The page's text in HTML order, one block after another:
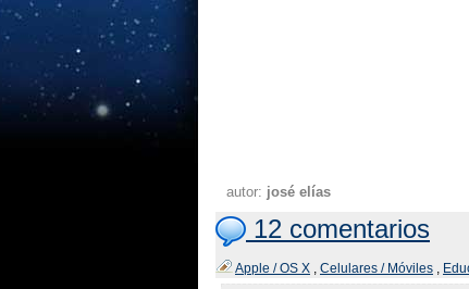
autor: josé elías
12 comentarios
Apple / OS X , Celulares / Móviles ,